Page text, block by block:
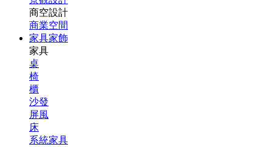
商空設計
商業空間
家具家飾
家具
桌
椅
櫃
沙發
屏風
床
系統家具